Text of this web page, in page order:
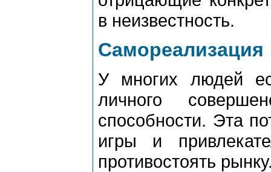
в неизвестность.
Самореализация
У многих людей
личного
способности. Эта
игры и
противостоять